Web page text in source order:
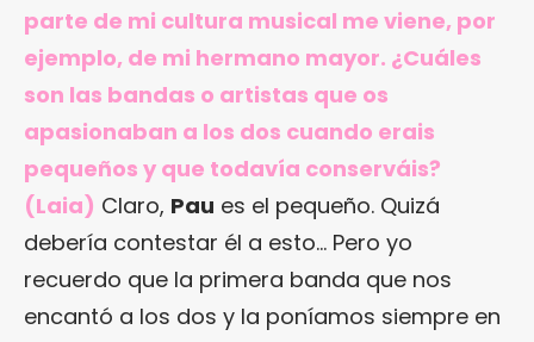
parte de mi cultura musical me viene, por
ejemplo, de mi hermano mayor. ¿Cuáles
son las bandas o artistas que os
apasionaban a los dos cuando erais
pequeños y que todavía conserváis?
(Laia) Claro, Pau es el pequeño. Quizá
debería contestar él a esto… Pero yo
recuerdo que la primera banda que nos
encantó a los dos y la poníamos siempre en